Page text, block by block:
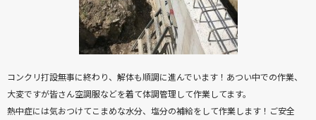
コンクリ打設無事に終わり、解体も順調に進んでいます！あつい中での作業、
大変ですが皆さん空調服などを着て体調管理して作業してます。
熱中症には気おつけてこまめな水分、塩分の補給をして作業します！ご安全